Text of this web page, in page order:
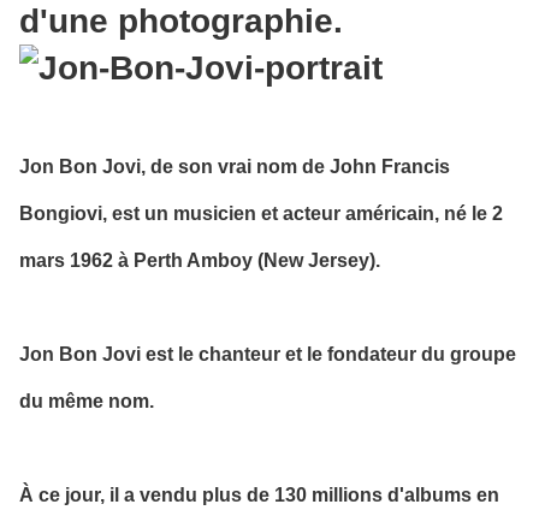
d'une photographie.
Jon Bon Jovi, de son vrai nom de John Francis
Bongiovi, est un musicien et acteur américain, né le 2
mars 1962 à Perth Amboy (New Jersey).
Jon Bon Jovi est le chanteur et le fondateur du groupe
du même nom.
À ce jour, il a vendu plus de 130 millions d'albums en